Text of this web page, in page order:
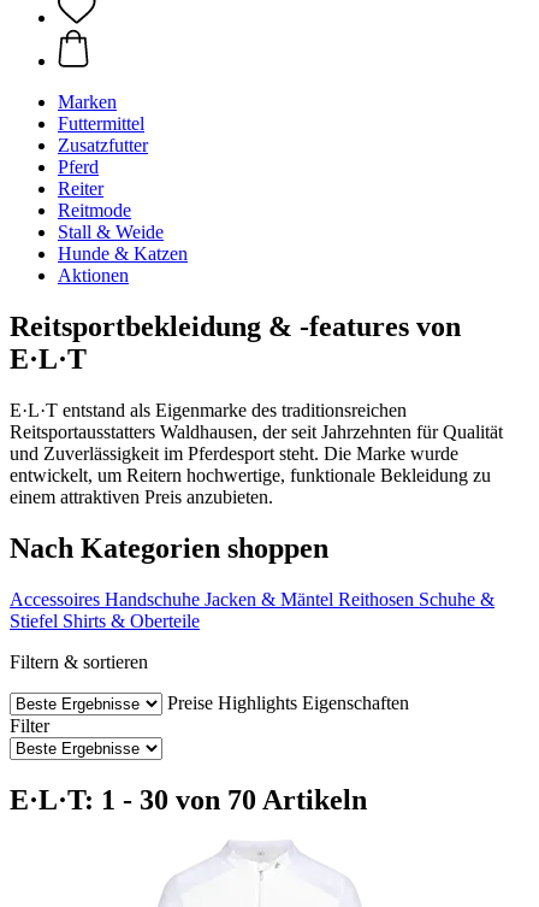
Marken
Futtermittel
Zusatzfutter
Pferd
Reiter
Reitmode
Stall & Weide
Hunde & Katzen
Aktionen
Reitsportbekleidung & -features von
E·L·T
E·L·T entstand als Eigenmarke des traditionsreichen
Reitsportausstatters Waldhausen, der seit Jahrzehnten für Qualität
und Zuverlässigkeit im Pferdesport steht. Die Marke wurde
entwickelt, um Reitern hochwertige, funktionale Bekleidung zu
einem attraktiven Preis anzubieten.
Nach Kategorien shoppen
Accessoires Handschuhe Jacken & Mäntel Reithosen Schuhe &
Stiefel Shirts & Oberteile
Filtern & sortieren
Preise Highlights Eigenschaften
Filter
E·L·T: 1 - 30 von 70 Artikeln